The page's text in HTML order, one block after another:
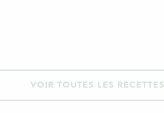
VOIR TOUTES LES RECETTES